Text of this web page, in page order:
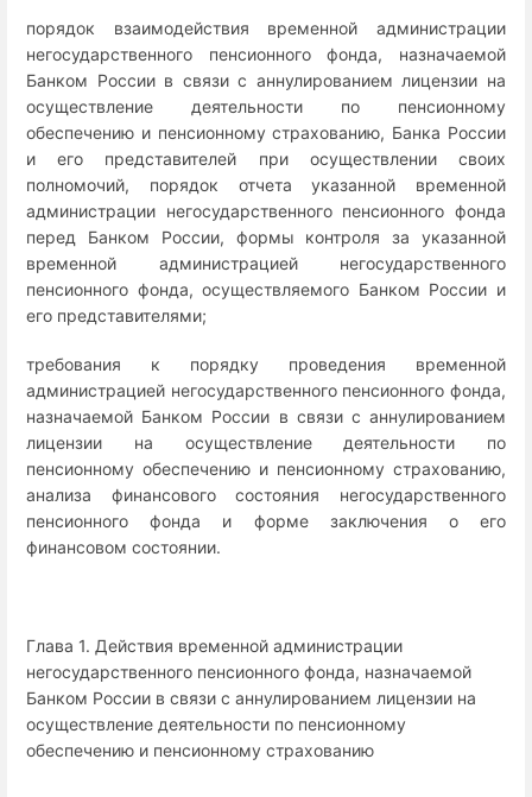
порядок взаимодействия временной администрации
негосударственного пенсионного фонда, назначаемой
Банком России в связи с аннулированием лицензии на
осуществление деятельности по пенсионному
обеспечению и пенсионному страхованию, Банка России
и его представителей при осуществлении своих
полномочий, порядок отчета указанной временной
администрации негосударственного пенсионного фонда
перед Банком России, формы контроля за указанной
временной администрацией негосударственного
пенсионного фонда, осуществляемого Банком России и
его представителями;
требования к порядку проведения временной
администрацией негосударственного пенсионного фонда,
назначаемой Банком России в связи с аннулированием
лицензии на осуществление деятельности по
пенсионному обеспечению и пенсионному страхованию,
анализа финансового состояния негосударственного
пенсионного фонда и форме заключения о его
финансовом состоянии.
Глава 1. Действия временной администрации
негосударственного пенсионного фонда, назначаемой
Банком России в связи с аннулированием лицензии на
осуществление деятельности по пенсионному
обеспечению и пенсионному страхованию